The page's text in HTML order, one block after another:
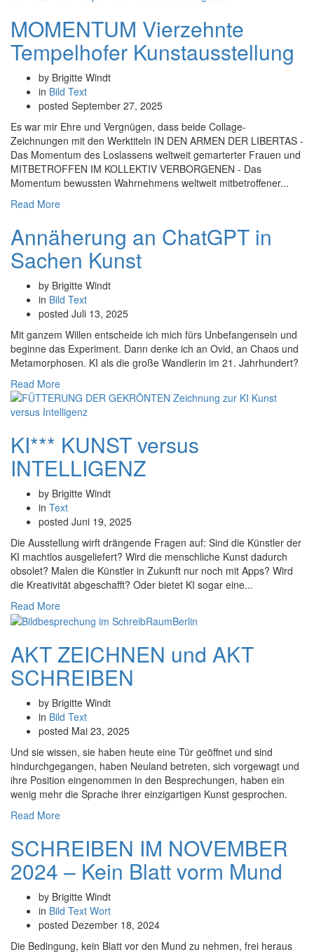
MOMENTUM Vierzehnte
Tempelhofer Kunstausstellung
by Brigitte Windt
in Bild Text
posted September 27, 2025
Es war mir Ehre und Vergnügen, dass beide Collage-
Zeichnungen mit den Werktiteln IN DEN ARMEN DER LIBERTAS -
Das Momentum des Loslassens weltweit gemarterter Frauen und
MITBETROFFEN IM KOLLEKTIV VERBORGENEN - Das
Momentum bewussten Wahrnehmens weltweit mitbetroffener...
Read More
Annäherung an ChatGPT in
Sachen Kunst
by Brigitte Windt
in Bild Text
posted Juli 13, 2025
Mit ganzem Willen entscheide ich mich fürs Unbefangensein und
beginne das Experiment. Dann denke ich an Ovid, an Chaos und
Metamorphosen. KI als die große Wandlerin im 21. Jahrhundert?
Read More
KI*** KUNST versus
INTELLIGENZ
by Brigitte Windt
in Text
posted Juni 19, 2025
Die Ausstellung wirft drängende Fragen auf: Sind die Künstler der
KI machtlos ausgeliefert? Wird die menschliche Kunst dadurch
obsolet? Malen die Künstler in Zukunft nur noch mit Apps? Wird
die Kreativität abgeschafft? Oder bietet KI sogar eine...
Read More
AKT ZEICHNEN und AKT
SCHREIBEN
by Brigitte Windt
in Bild Text
posted Mai 23, 2025
Und sie wissen, sie haben heute eine Tür geöffnet und sind
hindurchgegangen, haben Neuland betreten, sich vorgewagt und
ihre Position eingenommen in den Besprechungen, haben ein
wenig mehr die Sprache ihrer einzigartigen Kunst gesprochen.
Read More
SCHREIBEN IM NOVEMBER
2024 – Kein Blatt vorm Mund
by Brigitte Windt
in Bild Text Wort
posted Dezember 18, 2024
Die Bedingung, kein Blatt vor den Mund zu nehmen, frei heraus